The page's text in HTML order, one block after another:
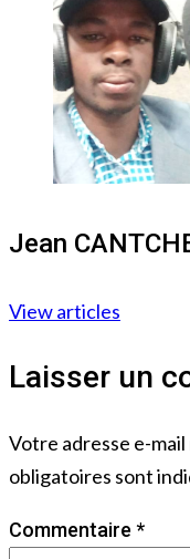
Jean
View articles
Laisser un
Votre adresse e-mail
obligatoires sont
Commentaire *